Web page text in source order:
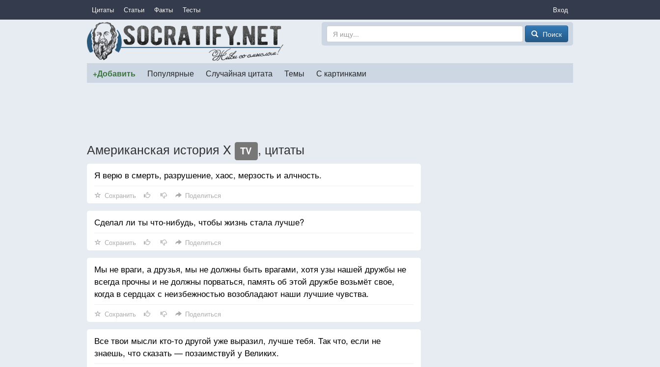
Цитаты Статьи Факты Тесты Вход
Поиск
+Добавить Популярные Случайная цитата Темы С картинками
Американская история X TV , цитаты
Я верю в смерть, разрушение, хаос, мерзость и алчность.
Сохранить Поделиться
Сделал ли ты что-нибудь, чтобы жизнь стала лучше?
Сохранить Поделиться
Мы не враги, а друзья, мы не должны быть врагами, хотя узы нашей дружбы не
всегда прочны и не должны порваться, память об этой дружбе возьмёт свое,
когда в сердцах с неизбежностью возобладают наши лучшие чувства.
Сохранить Поделиться
Все твои мысли кто-то другой уже выразил, лучше тебя. Так что, если не
знаешь, что сказать — позаимствуй у Великих.